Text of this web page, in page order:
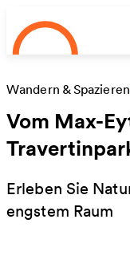
Zum Hauptinhalt
Wandern & Spazieren
Vom Max-
Erleben Sie
engstem Raum